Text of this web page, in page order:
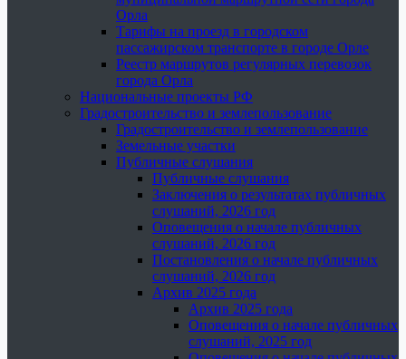
Орла
Тарифы на проезд в городском
пассажирском транспорте в городе Орле
Реестр маршрутов регулярных перевозок
города Орла
Национальные проекты РФ
Градостроительство и землепользование
Градостроительство и землепользование
Земельные участки
Публичные слушания
Публичные слушания
Заключения о результатах публичных
слушаний, 2026 год
Оповещения о начале публичных
слушаний, 2026 год
Постановления о начале публичных
слушаний, 2026 год
Архив 2025 года
Архив 2025 года
Оповещения о начале публичных
слушаний, 2025 год